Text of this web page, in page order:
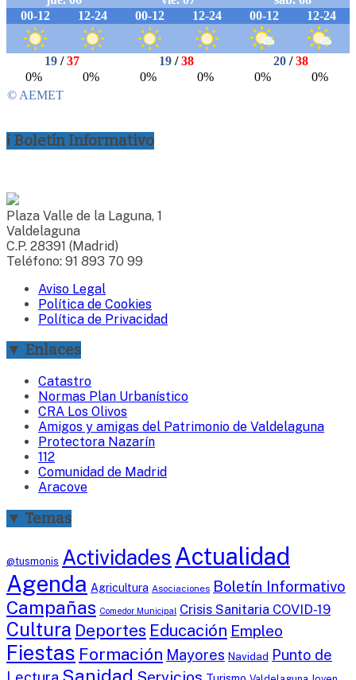
ℹ Boletín Informativo
Plaza Valle de la Laguna, 1
Valdelaguna
C.P. 28391 (Madrid)
Teléfono: 91 893 70 99
Aviso Legal
Política de Cookies
Política de Privacidad
▼ Enlaces
Catastro
Normas Plan Urbanístico
CRA Los Olivos
Amigos y amigas del Patrimonio de Valdelaguna
Protectora Nazarín
112
Comunidad de Madrid
Aracove
▼ Temas
@tusmonis ActividadesActualidad
Agenda Agricultura Asociaciones Boletín Informativo
Campañas Comedor Municipal Crisis Sanitaria COVID-19
Cultura Deportes Educación Empleo
Fiestas Formación Mayores Navidad Punto de
Sanidad